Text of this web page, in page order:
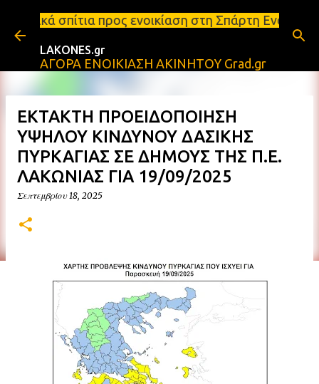
Μετάβαση στο κύριο περιεχόμενο
προς ενοικίαση στη Σπάρτη Ενοικιάσεις
LAKONES.gr
ΑΓΟΡΑ ΕΝΟΙΚΙΑΣΗ ΑΚΙΝΗΤΟΥ Grad.gr
ΕΚΤΑΚΤΗ ΠΡΟΕΙΔΟΠΟΙΗΣΗ
ΥΨΗΛΟΥ ΚΙΝΔΥΝΟΥ ΔΑΣΙΚΗΣ
ΠΥΡΚΑΓΙΑΣ ΣΕ ΔΗΜΟΥΣ ΤΗΣ Π.Ε.
ΛΑΚΩΝΙΑΣ ΓΙΑ 19/09/2025
Σεπτεμβρίου 18, 2025